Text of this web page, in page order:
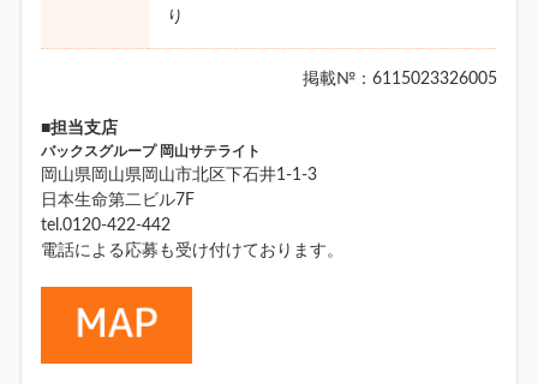
り
掲載№：6115023326005
■担当支店
バックスグループ 岡山サテライト
岡山県岡山県岡山市北区下石井1-1-3
日本生命第二ビル7F
tel.0120-422-442
電話による応募も受け付けております。